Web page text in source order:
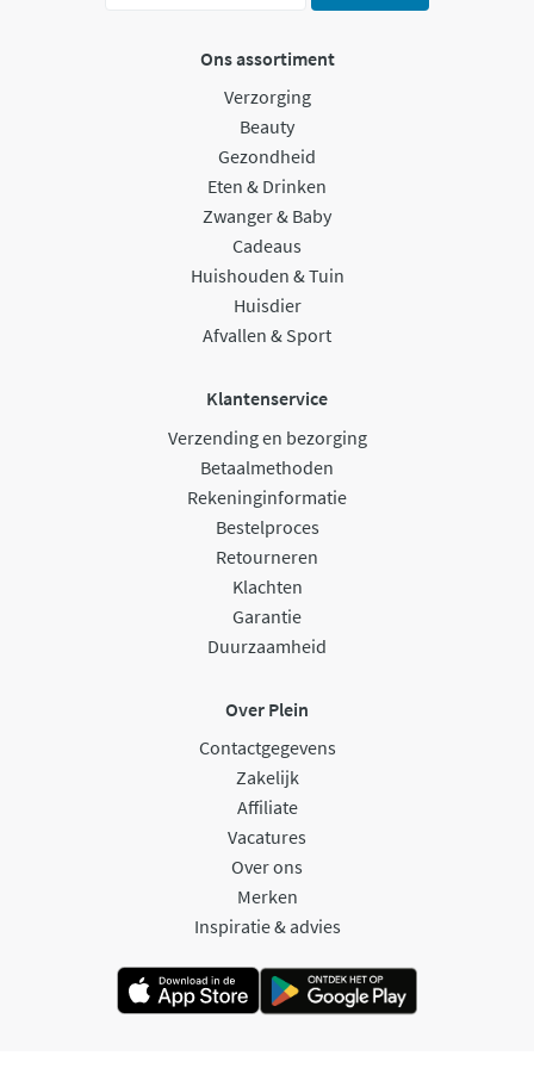
Ons assortiment
Verzorging
Beauty
Gezondheid
Eten & Drinken
Zwanger & Baby
Cadeaus
Huishouden & Tuin
Huisdier
Afvallen & Sport
Klantenservice
Verzending en bezorging
Betaalmethoden
Rekeninginformatie
Bestelproces
Retourneren
Klachten
Garantie
Duurzaamheid
Over Plein
Contactgegevens
Zakelijk
Affiliate
Vacatures
Over ons
Merken
Inspiratie & advies